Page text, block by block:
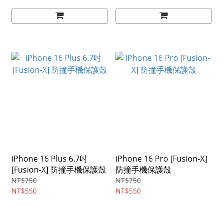
iPhone 16 Plus 6.7吋
[Fusion-X] 防撞手機保護殼
NT$750
NT$550
iPhone 16 Pro [Fusion-X]
防撞手機保護殼
NT$750
NT$550